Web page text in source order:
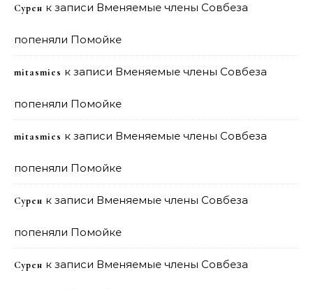
Сурен к записи Вменяемые члены Совбеза
попеняли Помойке
mitasmies к записи Вменяемые члены Совбеза
попеняли Помойке
mitasmies к записи Вменяемые члены Совбеза
попеняли Помойке
Сурен к записи Вменяемые члены Совбеза
попеняли Помойке
Сурен к записи Вменяемые члены Совбеза